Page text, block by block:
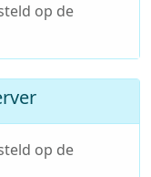
op de
op de